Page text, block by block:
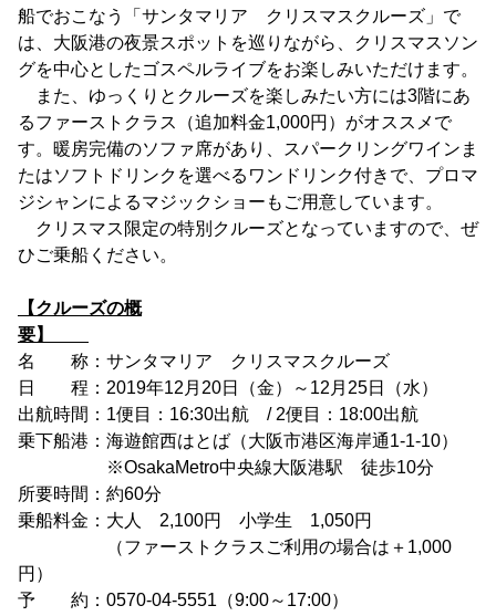
船でおこなう「サンタマリア クリスマスクルーズ」で
は、大阪港の夜景スポットを巡りながら、クリスマスソン
グを中心としたゴスペルライブをお楽しみいただけます。
また、ゆっくりとクルーズを楽しみたい方には3階にあ
るファーストクラス（追加料金1,000円）がオススメで
す。暖房完備のソファ席があり、スパークリングワインま
たはソフトドリンクを選べるワンドリンク付きで、プロマ
ジシャンによるマジックショーもご用意しています。
クリスマス限定の特別クルーズとなっていますので、ぜ
ひご乗船ください。
【クルーズの概
要】
名 称：サンタマリア クリスマスクルーズ
日 程：2019年12月20日（金）～12月25日（水）
出航時間：1便目：16:30出航 / 2便目：18:00出航
乗下船港：海遊館西はとば（大阪市港区海岸通1-1-10）
※OsakaMetro中央線大阪港駅 徒歩10分
所要時間：約60分
乗船料金：大人 2,100円 小学生 1,050円
（ファーストクラスご利用の場合は＋1,000
円）
予 約：0570-04-5551（9:00～17:00）